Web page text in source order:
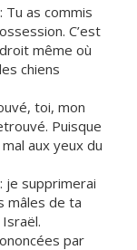
Tu as commis
C’est
même où
chiens
toi, mon
Puisque
aux yeux du
je supprimerai
mâles de ta
par